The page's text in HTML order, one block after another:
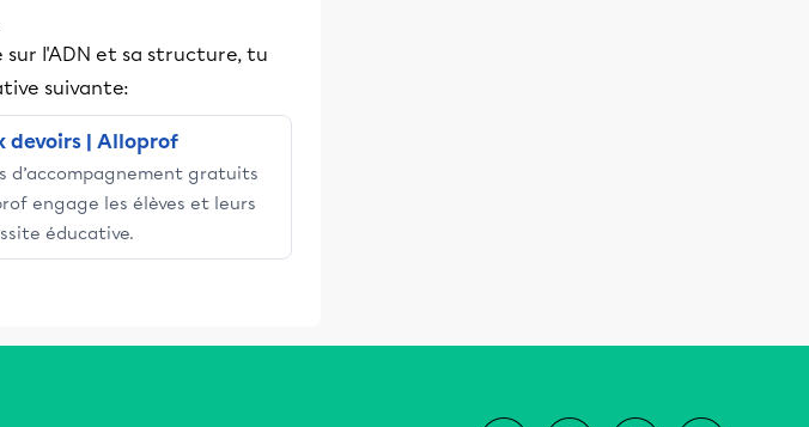
l'ADN et sa structure, tu
suivante:
devoirs | Alloprof
d’accompagnement gratuits
engage les élèves et leurs
éducative.